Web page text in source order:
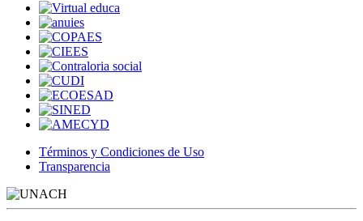
Términos y Condiciones de Uso
Transparencia